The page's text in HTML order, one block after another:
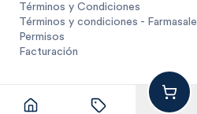
1 unidad
Términos y Condiciones
Términos y condiciones - Farmasale
Permisos
Facturación